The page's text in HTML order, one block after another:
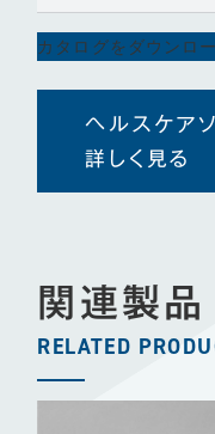
カタログをダウンロ
ヘルスケア
詳しく見る
RELATED
関連製品